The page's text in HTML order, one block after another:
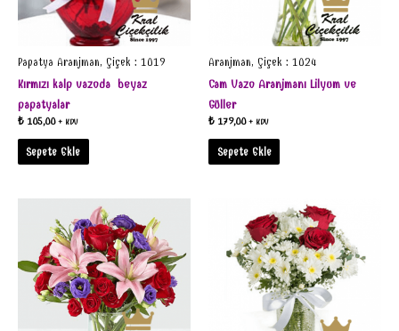
Papatya Aranjman, Çiçek : 1019
Kırmızı kalp vazoda beyaz
papatyalar
₺105,00 + KDV
Sepete Ekle
Aranjman, Çiçek : 1024
Cam Vazo Aranjmanı Lilyum ve
Güller
₺ 179,00 + KDV
Sepete Ekle